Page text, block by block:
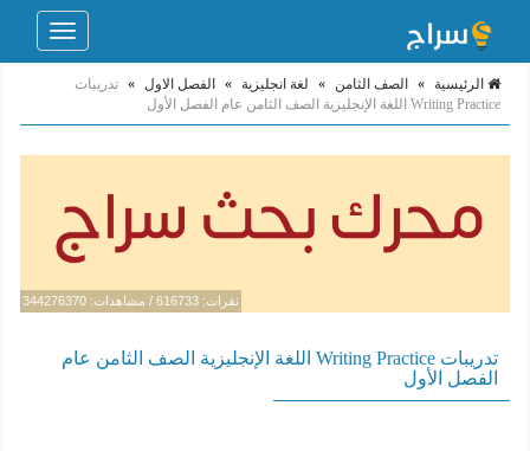
Toggle
الرئيسية » الصف الثامن » لغة انجليزية » الفصل الاول » تدريبات
Writing Practice اللغة الإنجليزية الصف الثامن عام الفصل الأول
نقرات: 616733 / مشاهدات: 344276370
تدريبات Writing Practice اللغة الإنجليزية الصف الثامن عام
الفصل الأول